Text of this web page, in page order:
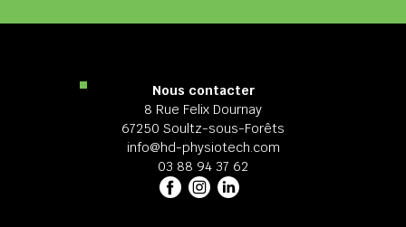
Nous contacter
8 Rue Felix Dournay
67250 Soultz-sous-Forêts
info@hd-physiotech.com
03 88 94 37 62